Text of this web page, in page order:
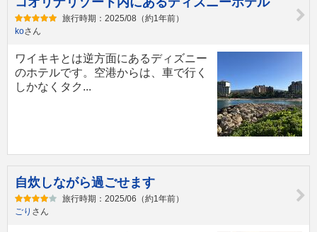
旅行時期：2025/08（約1年前）
koさん
ワイキキとは逆方面にあるディズニー
のホテルです。空港からは、車で行く
しかなくタク...
自炊しながら過ごせます
旅行時期：2025/06（約1年前）
ごり さん